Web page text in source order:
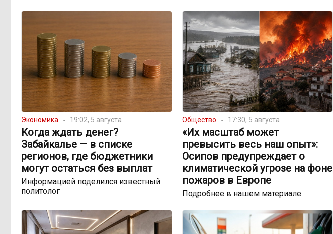
Экономика 19:02, 5 августа
Когда ждать денег?
Забайкалье — в списке
регионов, где бюджетники
могут остаться без выплат
Информацией поделился известный
политолог
Общество 17:30, 5 августа
«Их масштаб может
превысить весь наш опыт»:
Осипов предупреждает о
климатической угрозе на фоне
пожаров в Европе
Подробнее в нашем материале